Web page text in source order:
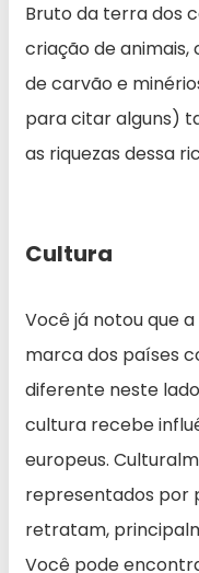
Bruto da terra dos
criação de animais,
de carvão e
para citar alguns)
as riquezas dessa
Cultura
Você já notou que
marca dos países
diferente neste
cultura recebe
europeus.
representados por
retratam,
Você pode